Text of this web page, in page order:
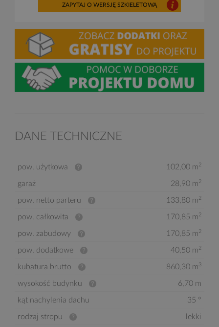
ZAPYTAJ O WERSJĘ SZKIELETOWĄ
DANE TECHNICZNE
pow. użytkowa 102,00 m2
garaż 28,90 m2
pow. netto parteru 133,80 m2
pow. całkowita 170,85 m2
pow. zabudowy 170,85 m2
pow. dodatkowe 40,50 m2
kubatura brutto 860,30 m3
wysokość budynku 6,70 m
kąt nachylenia dachu 35 °
rodzaj stropu lekki